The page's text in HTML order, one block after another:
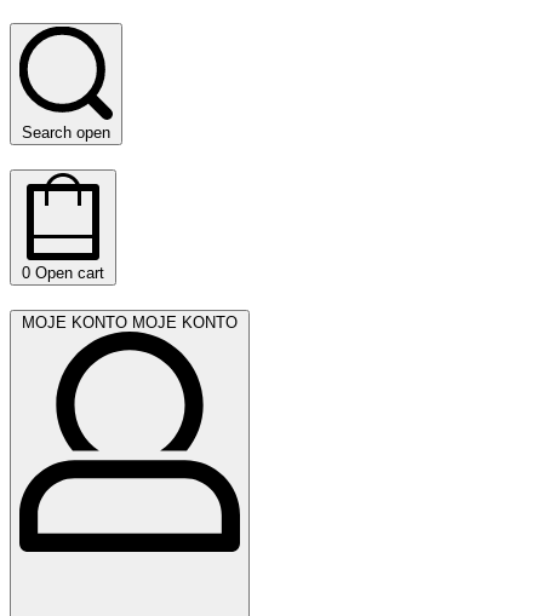
Search open
0 Open cart
MOJE KONTO MOJE KONTO